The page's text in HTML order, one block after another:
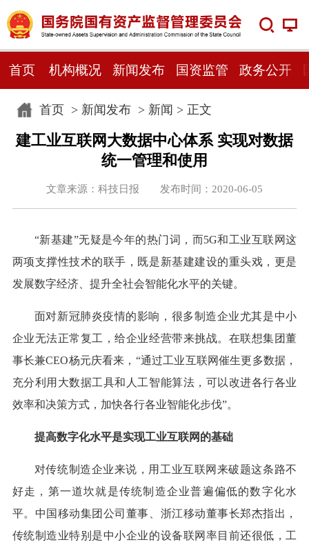
首页 机构概况 新闻发布 国资监管 政务公开
首页> 新闻发布> 新闻 > 正文
建工业互联网大数据中心体系 实现对数据
统一管理和使用
文章来源：科技日报 发布时间：2020-06-05
“新基建”无疑是今年的热门词，而5G和工业互联网这
两项支撑性技术的联手，既是新基建建设的重头戏，更是
发展数字经济、提升全社会智能化水平的关键。
面对新冠肺炎疫情的影响，很多制造企业尤其是中小
企业无法正常复工，给企业经营带来挑战。在联想集团董
事长兼CEO杨元庆看来，“通过工业互联网催生更多数据，
充分利用大数据工具和人工智能算法，可以改进各行各业
效率和决策方式，加快各行各业智能化步伐”。
提高数字化水平是实现工业互联网的基础
对传统制造企业来说，用工业互联网来破题这条路不
好走，第一道坎就是传统制造企业普遍偏低的数字化水
平。中国移动集团公司董事、浙江移动董事长郑杰指出，
传统制造业特别是中小企业的设备联网率目前还很低，工